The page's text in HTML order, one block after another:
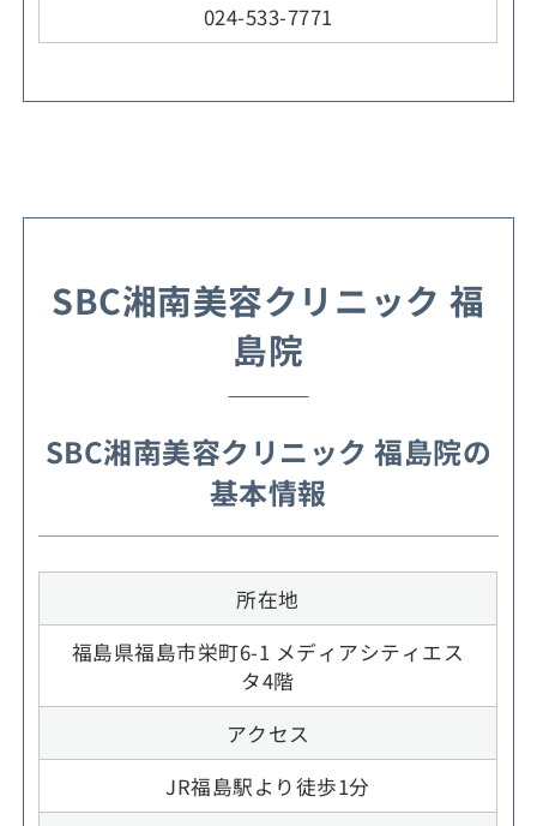
024-533-7771
SBC湘南美容クリニック 福
島院
SBC湘南美容クリニック 福島院の
基本情報
所在地
福島県福島市栄町6-1 メディアシティエス
タ4階
アクセス
JR福島駅より徒歩1分